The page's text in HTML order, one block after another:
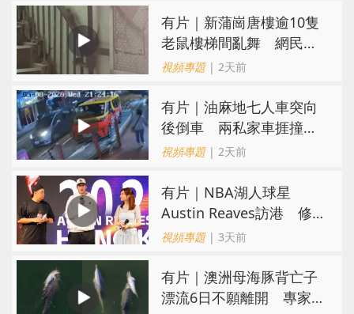
有片｜新蒲崗唐樓逾10隻
老鼠樓梯間亂舞 網民嚇
親：每次經過都要好大勇
視頻專題| 2天前
有片｜油麻地七人車突向
後倒車 兩私家車捱撞
司機不顧而去
視頻專題| 2天前
有片｜NBA湖人球星
Austin Reaves訪港 修
頓與青少年交流球技
視頻專題| 3天前
有片｜澳洲母海豚背亡子
漂流6日不願離開 專家：